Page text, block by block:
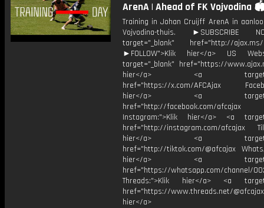
ArenA | Ahead of FK Vojvodina
Training in Johan Cruijff ArenA in
Vojvodina-thuis. ►SUBSCRIBE
target="_blank" href="http://ajax.ms/
►FOLLOW">Klik hier</a> US
target="_blank" href="https://
hier</a> <a
href="https://x.com/AFCAjax
hier</a> <a
href="http://facebook.com/afcajax
Instagram:">Klik hier</a> <a
href="http://instagram.com/afcajax
hier</a> <a
href="http://tiktok.com/@afcajax
hier</a> <a
href="https://whatsapp.com/channel/
Threads:">Klik hier</a> <a
href="https://www.threads.net/
hier</a>